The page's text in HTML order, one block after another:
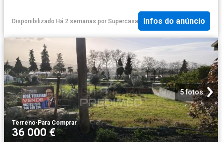
Disponibilizado Há 2 semanas por Supercasa Infos do anúncio
5 fotos
Terreno·Para Comprar
36 000 €